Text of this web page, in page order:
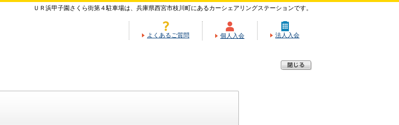
ＵＲ浜甲子園さくら街第４駐車場は、兵庫県西宮市枝川町にあるカーシェアリングステーションです。
よくあるご質問 個人入会 法人入会